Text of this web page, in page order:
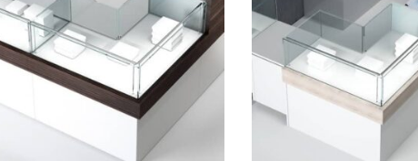
Kosárba teszem